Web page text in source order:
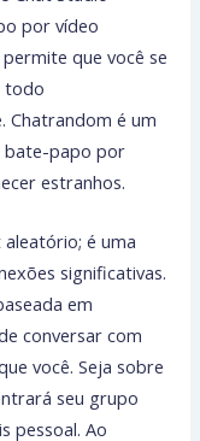
por vídeo
que você se
todo
Chatrandom é um
bate-papo por
estranhos.
é uma
significativas.
em
conversar com
você. Seja sobre
seu grupo
pessoal. Ao